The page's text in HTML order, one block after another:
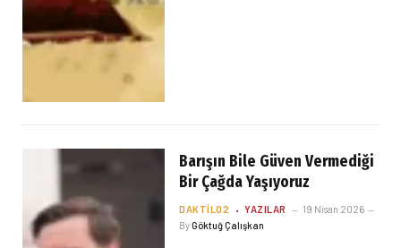
Barışın Bile Güven Vermediği
Bir Çağda Yaşıyoruz
DAKTILO2 YAZILAR
19 Nisan 2026
ByGöktuğ Çalışkan